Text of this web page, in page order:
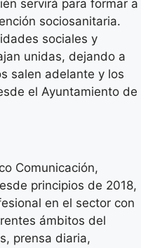
servirá para formar a
sociosanitaria.
sociales y
unidas, dejando a
salen adelante y los
el Ayuntamiento de
Comunicación,
principios de 2018,
en el sector con
ámbitos del
prensa diaria,